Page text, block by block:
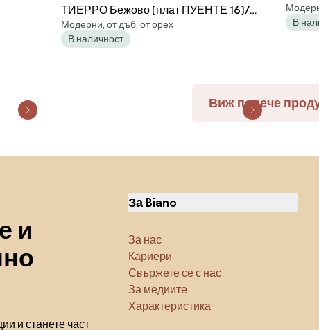
ТИЕРРО Бежово (плат ПУЕНТЕ 16)/
конструкция Орех - ДЪРВЕН
ТАПИЦИРАН СТОЛ ЗА ДНЕВНА
Модерни, от дъб, от орех
В наличност
ЗА
В
Виж повече
и
и станете част
За Biano
За нас
Кариери
Свържете се с нас
За медиите
Характеристика